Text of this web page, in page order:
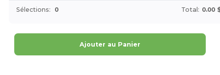
Sélections: 0 Total: 0.00
Ajouter au Panier